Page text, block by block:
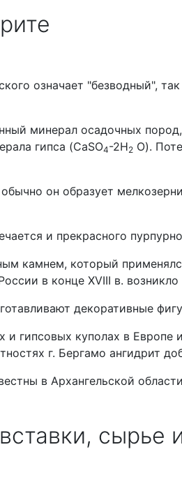
означает "безводный",
минерал осадочных
гипса (CaSO4-2H2 O).
он образует
и прекрасного
камнем, который
в конце XVIII в.
декоративные
и гипсовых куполах в
г. Бергамо ангидрит
в Архангельской
сырье